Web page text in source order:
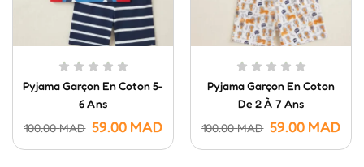
Pyjama Garçon En Coton 5-
6 Ans
100.00MAD 59.00 MAD
Pyjama Garçon En Coton
De 2 À 7 Ans
100.00MAD 59.00 MAD